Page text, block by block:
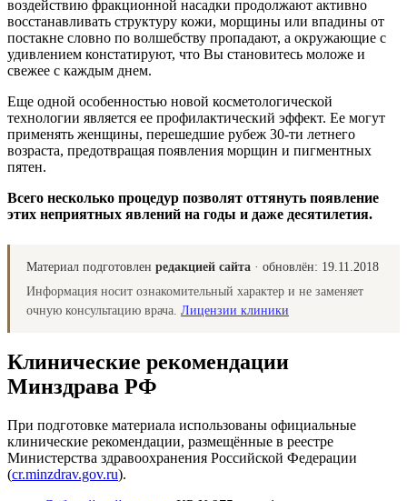
воздействию фракционной насадки продолжают активно
восстанавливать структуру кожи, морщины или впадины от
постакне словно по волшебству пропадают, а окружающие с
удивлением констатируют, что Вы становитесь моложе и
свежее с каждым днем.
Еще одной особенностью новой косметологической
технологии является ее профилактический эффект. Ее могут
применять женщины, перешедшие рубеж 30-ти летнего
возраста, предотвращая появления морщин и пигментных
пятен.
Всего несколько процедур позволят оттянуть появление
этих неприятных явлений на годы и даже десятилетия.
Материал подготовлен редакцией сайта · обновлён: 19.11.2018
Информация носит ознакомительный характер и не заменяет
очную консультацию врача. Лицензии клиники
Клинические рекомендации
Минздрава РФ
При подготовке материала использованы официальные
клинические рекомендации, размещённые в реестре
Министерства здравоохранения Российской Федерации
(cr.minzdrav.gov.ru).